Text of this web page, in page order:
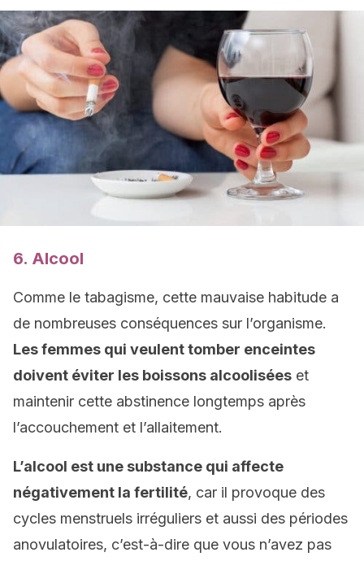
6. Alcool
Comme le tabagisme, cette mauvaise habitude a
de nombreuses conséquences sur l’organisme.
Les femmes qui veulent tomber enceintes
doivent éviter les boissons alcoolisées et
maintenir cette abstinence longtemps après
l’accouchement et l’allaitement.
L’alcool est une substance qui affecte
négativement la fertilité, car il provoque des
cycles menstruels irréguliers et aussi des périodes
anovulatoires, c’est-à-dire que vous n’avez pas